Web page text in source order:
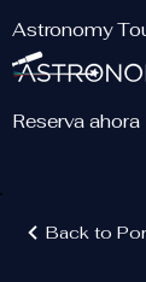
Astronomy
Reserva ahora
Back to